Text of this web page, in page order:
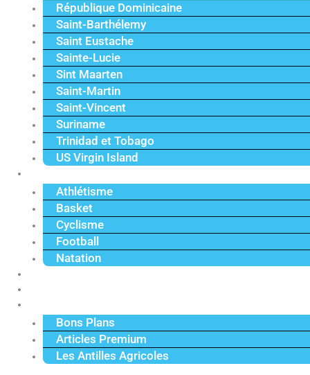
République Dominicaine
Saint-Barthélemy
Saint Eustache
Sainte-Lucie
Sint Maarten
Saint-Martin
Saint-Vincent
Suriname
Trinidad et Tobago
US Virgin Island
Athlétisme
Basket
Cyclisme
Football
Natation
Bons Plans
Articles Premium
Les Antilles Agricoles